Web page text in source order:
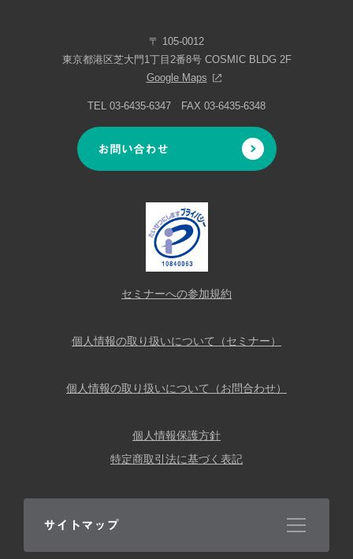
〒 105-0012
東京都港区芝大門1丁目2番8号 COSMIC BLDG 2F
Google Maps
TEL 03-6435-6347 FAX 03-6435-6348
お問い合わせ
セミナーへの参加規約
個人情報の取り扱いについて（セミナー）
個人情報の取り扱いについて（お問合わせ）
個人情報保護方針
特定商取引法に基づく表記
サイトマップ